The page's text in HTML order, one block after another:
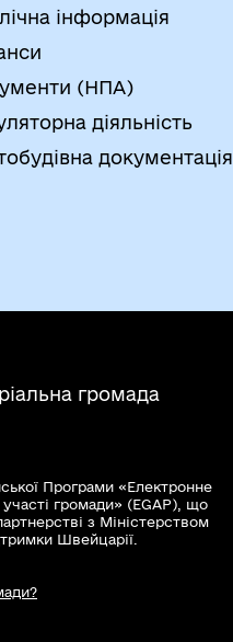
інформація
(НПА)
діяльність
документація
громада
Програми «Електронне
участі громади» (EGAP), що
з Міністерством
Швейцарії.